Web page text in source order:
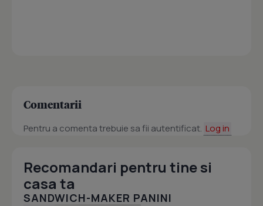
Comentarii
Pentru a comenta trebuie sa fii autentificat. Log in
Recomandari pentru tine si
casa ta
SANDWICH-MAKER PANINI